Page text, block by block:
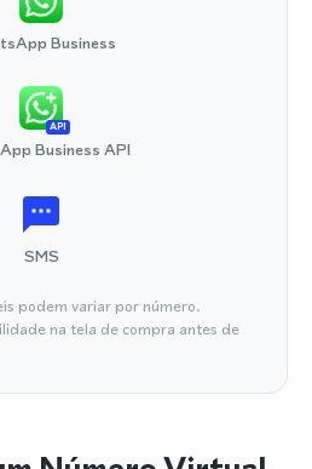
Business
API
Business API
SMS
podem variar por número.
na tela de compra antes de